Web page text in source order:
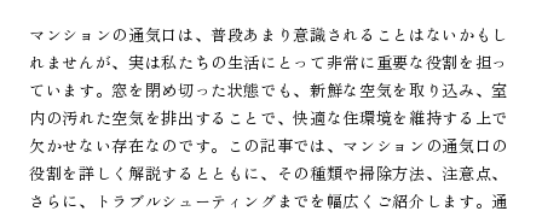
マンションの通気口は、普段あまり意識されることはないかもし
れませんが、実は私たちの生活にとって非常に重要な役割を担っ
ています。窓を閉め切った状態でも、新鮮な空気を取り込み、室
内の汚れた空気を排出することで、快適な住環境を維持する上で
欠かせない存在なのです。この記事では、マンションの通気口の
役割を詳しく解説するとともに、その種類や掃除方法、注意点、
さらに、トラブルシューティングまでを幅広くご紹介します。通